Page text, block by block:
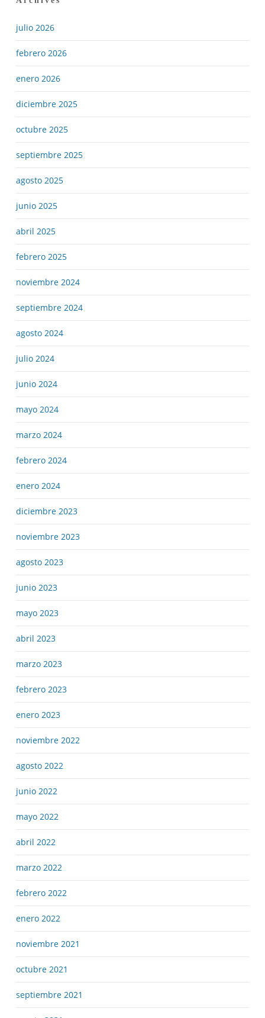
julio 2026
febrero 2026
enero 2026
diciembre 2025
octubre 2025
septiembre 2025
agosto 2025
junio 2025
abril 2025
febrero 2025
noviembre 2024
septiembre 2024
agosto 2024
julio 2024
junio 2024
mayo 2024
marzo 2024
febrero 2024
enero 2024
diciembre 2023
noviembre 2023
agosto 2023
junio 2023
mayo 2023
abril 2023
marzo 2023
febrero 2023
enero 2023
noviembre 2022
agosto 2022
junio 2022
mayo 2022
abril 2022
marzo 2022
febrero 2022
enero 2022
noviembre 2021
octubre 2021
septiembre 2021